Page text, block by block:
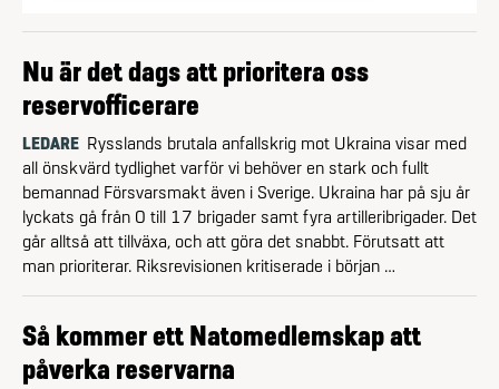
Nu är det dags att prioritera oss
reservofficerare
LEDARE Rysslands brutala anfallskrig mot Ukraina visar med
all önskvärd tydlighet varför vi behöver en stark och fullt
bemannad Försvarsmakt även i Sverige. Ukraina har på sju år
lyckats gå från 0 till 17 brigader samt fyra artilleribrigader. Det
går alltså att tillväxa, och att göra det snabbt. Förutsatt att
man prioriterar. Riksrevisionen kritiserade i början …
Så kommer ett Natomedlemskap att
påverka reservarna